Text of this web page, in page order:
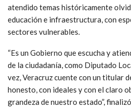
atendido temas históricamente
educación e infraestructura, con
sectores vulnerables.
“Es un Gobierno que escucha y
de la ciudadanía, como Diputado
vez, Veracruz cuente con un titular
honesto, con ideales y con el claro
grandeza de nuestro estado”, finalizó.